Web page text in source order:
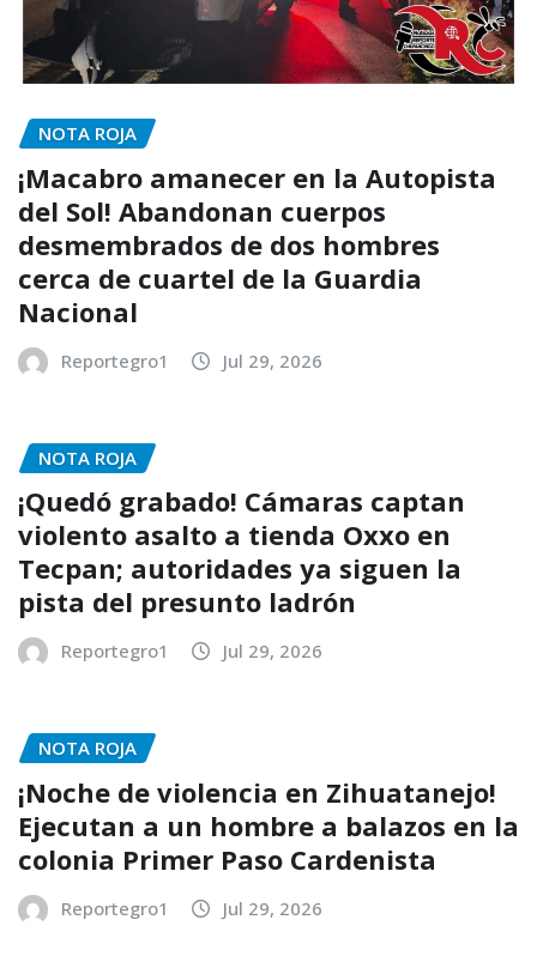
NOTA ROJA
¡Macabro amanecer en la Autopista
del Sol! Abandonan cuerpos
desmembrados de dos hombres
cerca de cuartel de la Guardia
Nacional
Reportegro1 Jul 29, 2026
NOTA ROJA
¡Quedó grabado! Cámaras captan
violento asalto a tienda Oxxo en
Tecpan; autoridades ya siguen la
pista del presunto ladrón
Reportegro1 Jul 29, 2026
NOTA ROJA
¡Noche de violencia en Zihuatanejo!
Ejecutan a un hombre a balazos en la
colonia Primer Paso Cardenista
Reportegro1 Jul 29, 2026